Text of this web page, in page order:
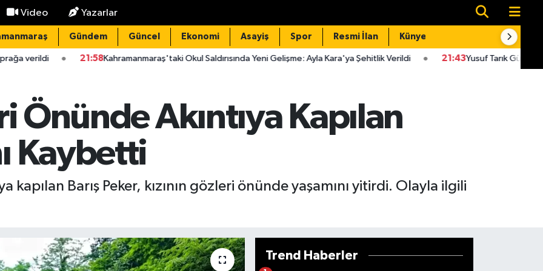
Video Yazarlar
Gündem Güncel Ekonomi Asayiş Spor Resmi İlan Künye
21:58Kahramanmaraş'taki Okul Saldırısında Yeni Gelişme: Ayla Kara'ya Şehitlik Verildi 21:43Yusuf Tarık Gül'ün Babası Konuştu:
Önünde Akıntıya Kapılan
Kaybetti
kapılan Barış Peker, kızının gözleri önünde yaşamını yitirdi. Olayla ilgili
Trend Haberler